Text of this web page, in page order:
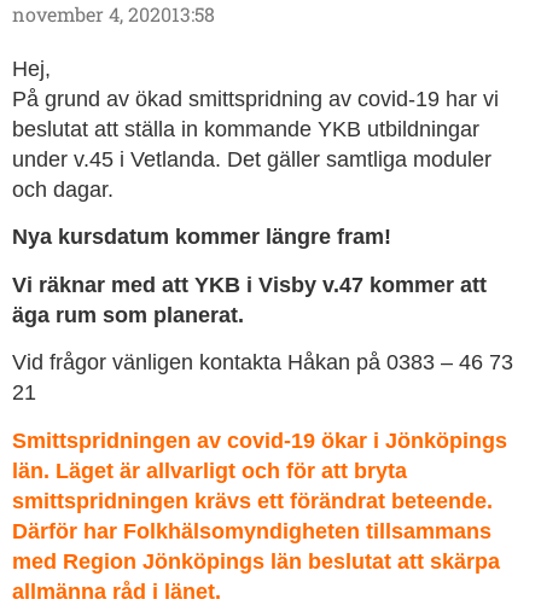
november 4, 202013:58
Hej,
På grund av ökad smittspridning av covid-19 har vi
beslutat att ställa in kommande YKB utbildningar
under v.45 i Vetlanda. Det gäller samtliga moduler
och dagar.
Nya kursdatum kommer längre fram!
Vi räknar med att YKB i Visby v.47 kommer att
äga rum som planerat.
Vid frågor vänligen kontakta Håkan på 0383 – 46 73
21
Smittspridningen av covid-19 ökar i Jönköpings
län. Läget är allvarligt och för att bryta
smittspridningen krävs ett förändrat beteende.
Därför har Folkhälsomyndigheten tillsammans
med Region Jönköpings län beslutat att skärpa
allmänna råd i länet.